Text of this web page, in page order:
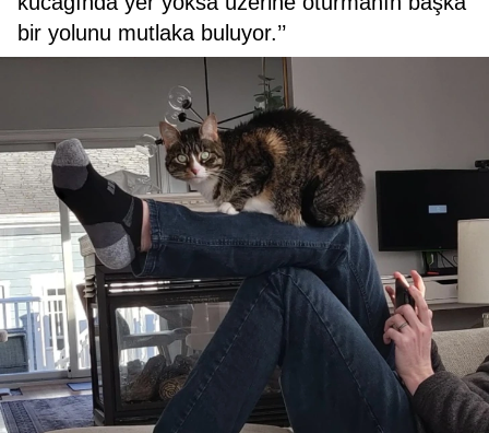
bir yolunu mutlaka buluyor.’’